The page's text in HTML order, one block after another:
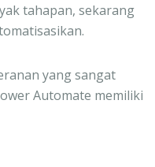
tahapan, sekarang
yang sangat
Automate memiliki